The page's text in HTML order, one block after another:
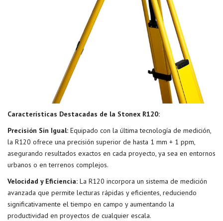
Características Destacadas de la Stonex R120:
Precisión Sin Igual: Equipado con la última tecnología de medición,
la R120 ofrece una precisión superior de hasta 1 mm + 1 ppm,
asegurando resultados exactos en cada proyecto, ya sea en entornos
urbanos o en terrenos complejos.
Velocidad y Eficiencia: La R120 incorpora un sistema de medición
avanzada que permite lecturas rápidas y eficientes, reduciendo
significativamente el tiempo en campo y aumentando la
productividad en proyectos de cualquier escala.